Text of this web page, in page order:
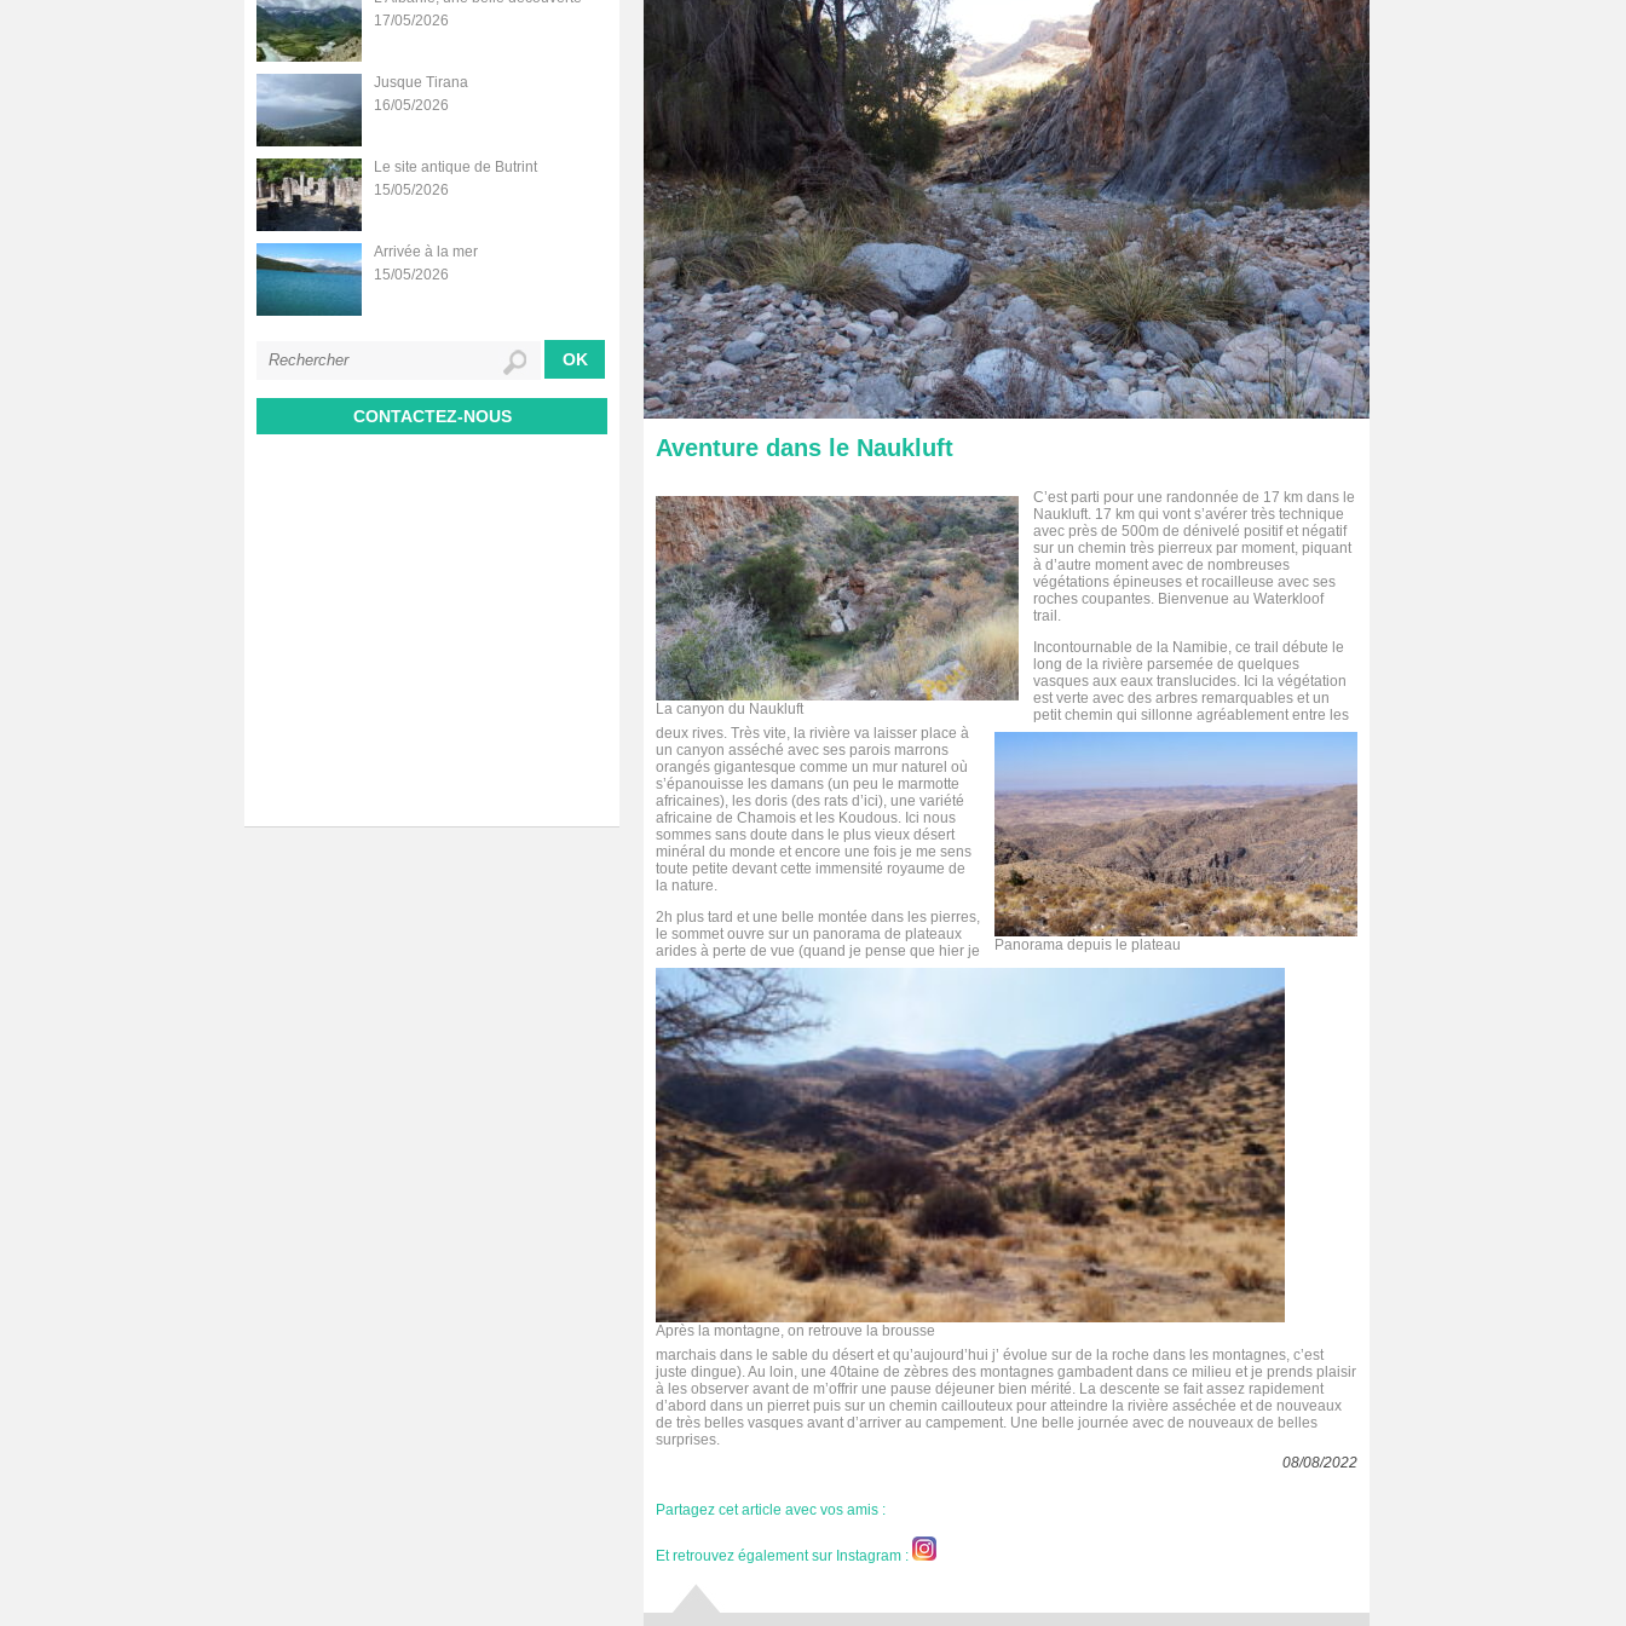
17/05/2026
Jusque Tirana
16/05/2026
Le site antique de Butrint
15/05/2026
Arrivée à la mer
15/05/2026
CONTACTEZ-NOUS
Aventure dans le Naukluft
La canyon du Naukluft
C’est parti pour une randonnée de 17 km dans le
Naukluft. 17 km qui vont s’avérer très technique
avec près de 500m de dénivelé positif et négatif
sur un chemin très pierreux par moment, piquant
à d’autre moment avec de nombreuses
végétations épineuses et rocailleuse avec ses
roches coupantes. Bienvenue au Waterkloof
trail.
Panorama depuis le plateau
Incontournable de la Namibie, ce trail débute le
long de la rivière parsemée de quelques
vasques aux eaux translucides. Ici la végétation
est verte avec des arbres remarquables et un
petit chemin qui sillonne agréablement entre les
deux rives. Très vite, la rivière va laisser place à
un canyon asséché avec ses parois marrons
orangés gigantesque comme un mur naturel où
s’épanouisse les damans (un peu le marmotte
africaines), les doris (des rats d’ici), une variété
africaine de Chamois et les Koudous. Ici nous
sommes sans doute dans le plus vieux désert
minéral du monde et encore une fois je me sens
toute petite devant cette immensité royaume de
la nature.
Après la montagne, on retrouve la brousse
2h plus tard et une belle montée dans les pierres,
le sommet ouvre sur un panorama de plateaux
arides à perte de vue (quand je pense que hier je
marchais dans le sable du désert et qu’aujourd’hui j’ évolue sur de la roche dans les montagnes, c’est
juste dingue). Au loin, une 40taine de zèbres des montagnes gambadent dans ce milieu et je prends plaisir
à les observer avant de m’offrir une pause déjeuner bien mérité. La descente se fait assez rapidement
d’abord dans un pierret puis sur un chemin caillouteux pour atteindre la rivière asséchée et de nouveaux
de très belles vasques avant d’arriver au campement. Une belle journée avec de nouveaux de belles
surprises.
08/08/2022
Partagez cet article avec vos amis :
Et retrouvez également sur Instagram :